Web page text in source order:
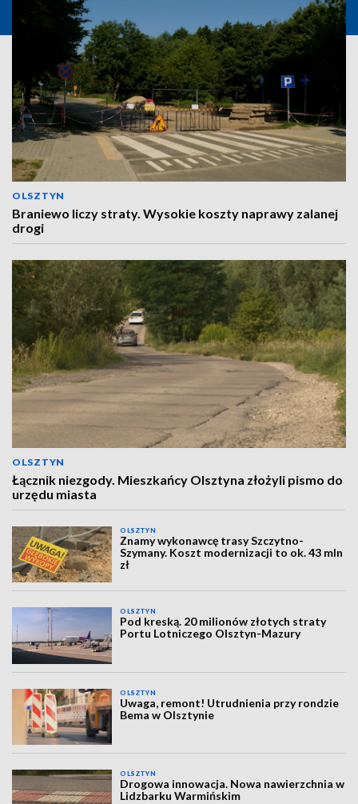
OLSZTYN
Braniewo liczy straty. Wysokie koszty naprawy zalanej
drogi
OLSZTYN
Łącznik niezgody. Mieszkańcy Olsztyna złożyli pismo do
urzędu miasta
OLSZTYN
Znamy wykonawcę trasy Szczytno-
Szymany. Koszt modernizacji to ok. 43 mln
zł
OLSZTYN
Pod kreską. 20 milionów złotych straty
Portu Lotniczego Olsztyn-Mazury
OLSZTYN
Uwaga, remont! Utrudnienia przy rondzie
Bema w Olsztynie
OLSZTYN
Drogowa innowacja. Nowa nawierzchnia w
Lidzbarku Warmińskim